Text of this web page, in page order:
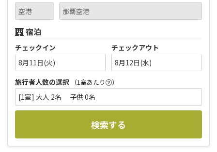
宿泊
チェックイン
8月11日(火)
チェックアウト
8月12日(水)
旅行者人数の選択
（1室あたり ）
[1室] 大人 2名 子供 0名
検索する